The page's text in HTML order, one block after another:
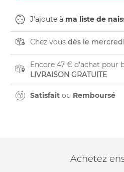
J'ajoute à ma liste de
Chez vous dès le
Encore 47 € d'achat pour
LIVRAISON GRATUITE
Satisfait ou Remboursé
Achetez